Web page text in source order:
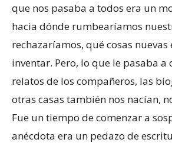
que nos pasaba a todos era un
hacia dónde rumbearíamos
rechazaríamos, qué cosas
inventar. Pero, lo que le pasaba a
relatos de los compañeros, las
otras casas también nos nacían,
Fue un tiempo de comenzar a
anécdota era un pedazo de